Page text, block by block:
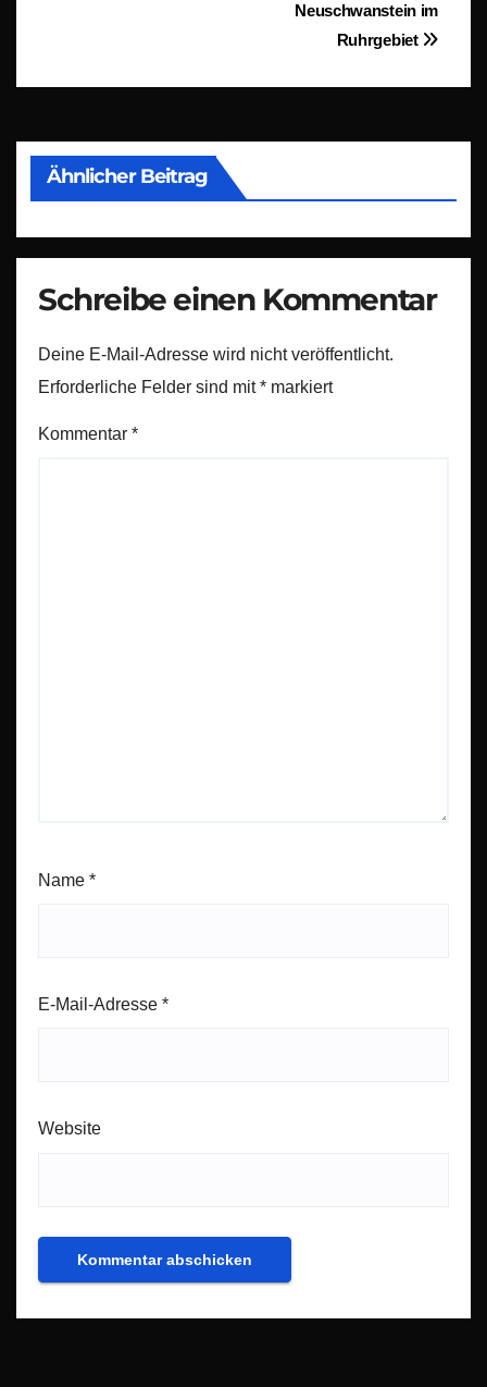
Neuschwanstein im
Ruhrgebiet
Ähnlicher Beitrag
Schreibe einen Kommentar
Deine E-Mail-Adresse wird nicht veröffentlicht.
Erforderliche Felder sind mit* markiert
Kommentar *
Name *
E-Mail-Adresse *
Website